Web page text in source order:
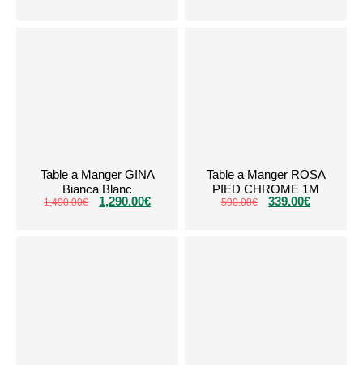
Table a Manger GINA
Bianca Blanc
1,490.00€ 1,290.00€
Table a Manger ROSA
PIED CHROME 1M
590.00€ 339.00€